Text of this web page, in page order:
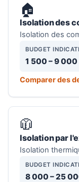
🏠
Isolation des
Isolation des
BUDGET
1 500 – 9 000
Comparer des
🧥
Isolation par
Isolation
BUDGET
8 000 – 25